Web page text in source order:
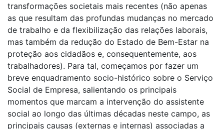
transformações societais mais recentes (não apenas
as que resultam das profundas mudanças no mercado
de trabalho e da flexibilização das relações laborais,
mas também da redução do Estado de Bem-Estar na
proteção aos cidadãos e, consequentemente, aos
trabalhadores). Para tal, começamos por fazer um
breve enquadramento socio-histórico sobre o Serviço
Social de Empresa, salientando os principais
momentos que marcam a intervenção do assistente
social ao longo das últimas décadas neste campo, as
principais causas (externas e internas) associadas a